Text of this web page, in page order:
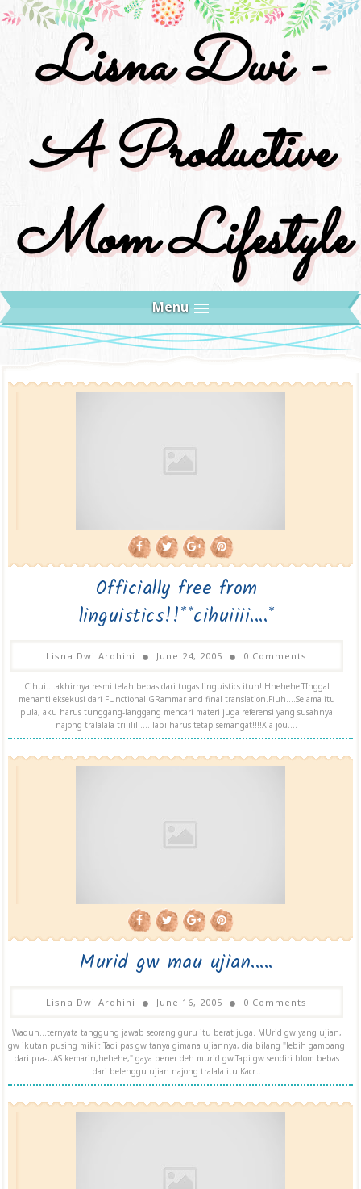
Lisna Dwi -
A Productive
Mom Lifestyle
Menu
Officially free from
linguistics!!**cihuiiii....*
Lisna Dwi Ardhini June 24, 2005 0 Comments
Cihui....akhirnya resmi telah bebas dari tugas linguistics ituh!!Hhehehe.TInggal
menanti eksekusi dari FUnctional GRammar and final translation.Fiuh....Selama itu
pula, aku harus tunggang-langgang mencari materi juga referensi yang susahnya
najong tralalala-trililili.....Tapi harus tetap semangat!!!!Xia jou....
Murid gw mau ujian.....
Lisna Dwi Ardhini June 16, 2005 0 Comments
Waduh...ternyata tanggung jawab seorang guru itu berat juga. MUrid gw yang ujian,
gw ikutan pusing mikir. Tadi pas gw tanya gimana ujiannya, dia bilang "lebih gampang
dari pra-UAS kemarin,hehehe," gaya bener deh murid gw.Tapi gw sendiri blom bebas
dari belenggu ujian najong tralala itu.Kacr...